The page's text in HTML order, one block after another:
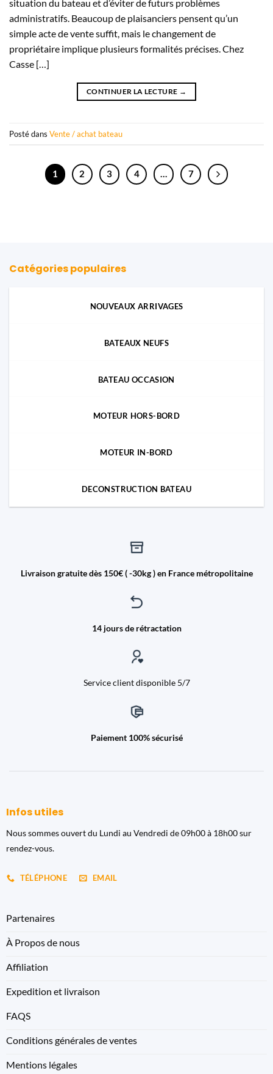
situation du bateau et d’éviter de futurs problèmes
administratifs. Beaucoup de plaisanciers pensent qu’un
simple acte de vente suffit, mais le changement de
propriétaire implique plusieurs formalités précises. Chez
Casse […]
CONTINUER LA LECTURE →
Posté dans Vente / achat bateau
1 2 3 4 … 7
Catégories populaires
NOUVEAUX ARRIVAGES
BATEAUX NEUFS
BATEAU OCCASION
MOTEUR HORS-BORD
MOTEUR IN-BORD
DECONSTRUCTION BATEAU
Livraison gratuite dès 150€ ( -30kg ) en France métropolitaine
14 jours de rétractation
Service client disponible 5/7
Paiement 100% sécurisé
Infos utiles
Nous sommes ouvert du Lundi au Vendredi de 09h00 à 18h00 sur
rendez-vous.
TÉLÉPHONE EMAIL
Partenaires
À Propos de nous
Affiliation
Expedition et livraison
FAQS
Conditions générales de ventes
Mentions légales